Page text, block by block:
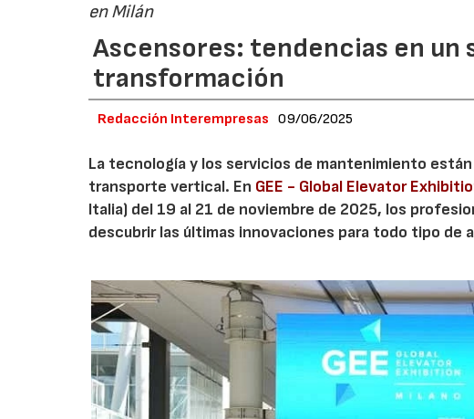
en Milán
Ascensores: tendencias en un
transformación
Redacción Interempresas 09/06/2025
La tecnología y los servicios de mantenimiento
transporte vertical. En GEE - Global Elevator
Italia) del 19 al 21 de noviembre de 2025, los
descubrir las últimas innovaciones para todo tipo de